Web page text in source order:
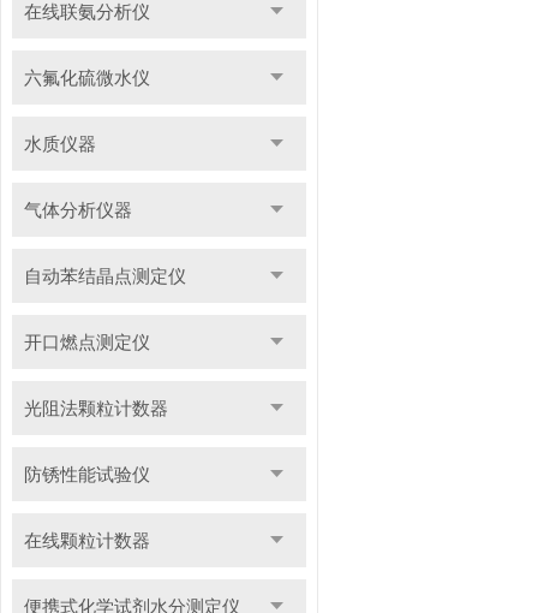
在线联氨分析仪
六氟化硫微水仪
水质仪器
气体分析仪器
自动苯结晶点测定仪
开口燃点测定仪
光阻法颗粒计数器
防锈性能试验仪
在线颗粒计数器
便携式化学试剂水分测定仪